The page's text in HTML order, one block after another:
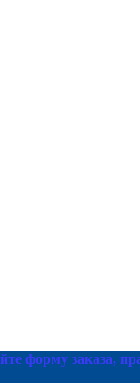
форму заказа,